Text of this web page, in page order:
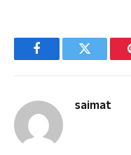
FacebookTwitter
saimat